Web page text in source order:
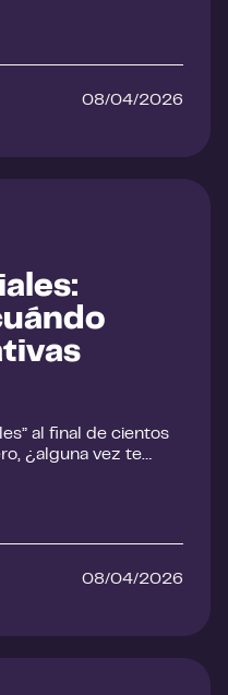
08/04/2026
al final de cientos
¿alguna vez te…
08/04/2026